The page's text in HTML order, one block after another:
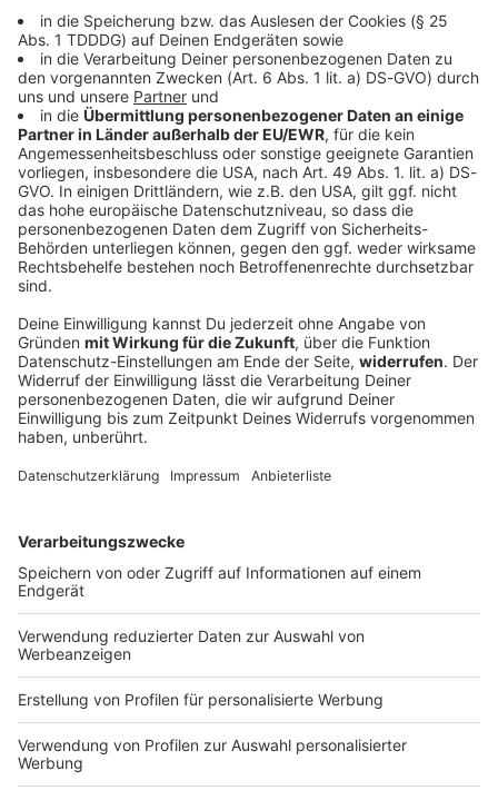
Bayern
Urteil im Mordprozess nach Auto-Anschlag
auf Demo erwartet
Bei der Attacke in der bayerischen Landeshauptstadt
waren eine Mutter und ihre kleine Tochter getötet
DEINE GEMERKTEN ARTIKEL
Du hast dir noch keine Artikel gemerkt
Markiere sie hierfür mit einem